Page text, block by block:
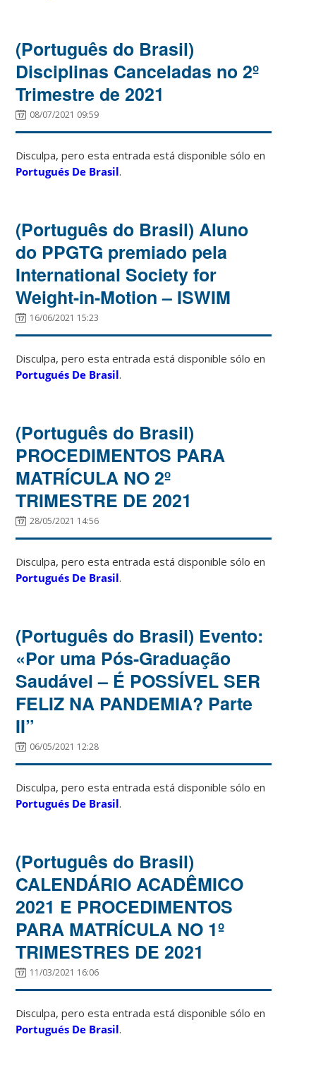
(Português do Brasil)
Disciplinas Canceladas no 2º
Trimestre de 2021
08/07/2021 09:59
Disculpa, pero esta entrada está disponible sólo en
Portugués De Brasil.
(Português do Brasil) Aluno
do PPGTG premiado pela
International Society for
Weight-in-Motion – ISWIM
16/06/2021 15:23
Disculpa, pero esta entrada está disponible sólo en
Portugués De Brasil.
(Português do Brasil)
PROCEDIMENTOS PARA
MATRÍCULA NO 2º
TRIMESTRE DE 2021
28/05/2021 14:56
Disculpa, pero esta entrada está disponible sólo en
Portugués De Brasil.
(Português do Brasil) Evento:
«Por uma Pós-Graduação
Saudável – É POSSÍVEL SER
FELIZ NA PANDEMIA? Parte
II”
06/05/2021 12:28
Disculpa, pero esta entrada está disponible sólo en
Portugués De Brasil.
(Português do Brasil)
CALENDÁRIO ACADÊMICO
2021 E PROCEDIMENTOS
PARA MATRÍCULA NO 1º
TRIMESTRES DE 2021
11/03/2021 16:06
Disculpa, pero esta entrada está disponible sólo en
Portugués De Brasil.